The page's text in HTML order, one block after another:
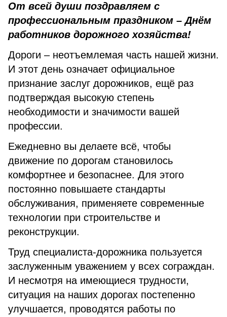
От всей души поздравляем с
профессиональным праздником – Днём
работников дорожного хозяйства!
Дороги – неотъемлемая часть нашей жизни.
И этот день означает официальное
признание заслуг дорожников, ещё раз
подтверждая высокую степень
необходимости и значимости вашей
профессии.
Ежедневно вы делаете всё, чтобы
движение по дорогам становилось
комфортнее и безопаснее. Для этого
постоянно повышаете стандарты
обслуживания, применяете современные
технологии при строительстве и
реконструкции.
Труд специалиста-дорожника пользуется
заслуженным уважением у всех сограждан.
И несмотря на имеющиеся трудности,
ситуация на наших дорогах постепенно
улучшается, проводятся работы по